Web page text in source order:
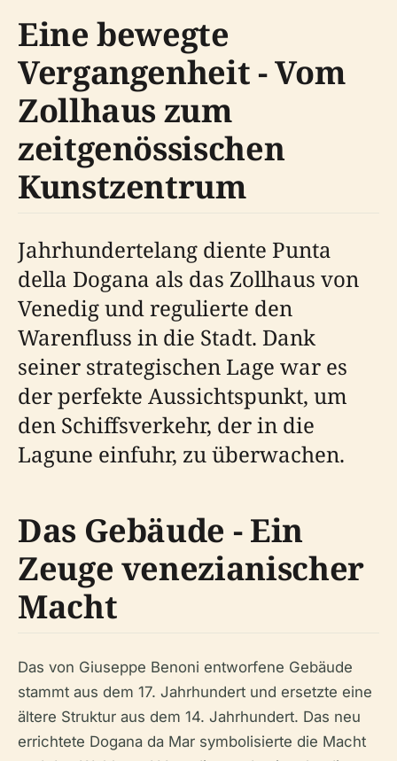
Eine bewegte
Vergangenheit - Vom
Zollhaus zum
zeitgenössischen
Kunstzentrum
Jahrhundertelang diente Punta
della Dogana als das Zollhaus von
Venedig und regulierte den
Warenfluss in die Stadt. Dank
seiner strategischen Lage war es
der perfekte Aussichtspunkt, um
den Schiffsverkehr, der in die
Lagune einfuhr, zu überwachen.
Das Gebäude - Ein
Zeuge venezianischer
Macht
Das von Giuseppe Benoni entworfene Gebäude
stammt aus dem 17. Jahrhundert und ersetzte eine
ältere Struktur aus dem 14. Jahrhundert. Das neu
errichtete Dogana da Mar symbolisierte die Macht